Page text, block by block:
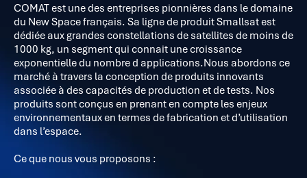
COMAT est une des entreprises pionnières dans le domaine
du New Space français. Sa ligne de produit Smallsat est
dédiée aux grandes constellations de satellites de moins de
1000 kg, un segment qui connait une croissance
exponentielle du nombre d applications.Nous abordons ce
marché à travers la conception de produits innovants
associée à des capacités de production et de tests. Nos
produits sont conçus en prenant en compte les enjeux
environnementaux en termes de fabrication et d’utilisation
dans l’espace.
Ce que nous vous proposons :